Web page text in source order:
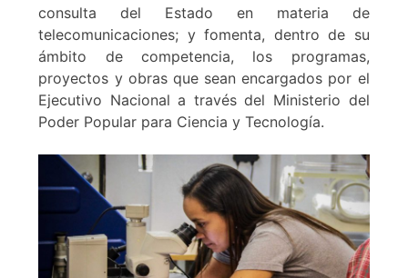
consulta del Estado en materia de
telecomunicaciones; y fomenta, dentro de su
ámbito de competencia, los programas,
proyectos y obras que sean encargados por el
Ejecutivo Nacional a través del Ministerio del
Poder Popular para Ciencia y Tecnología.